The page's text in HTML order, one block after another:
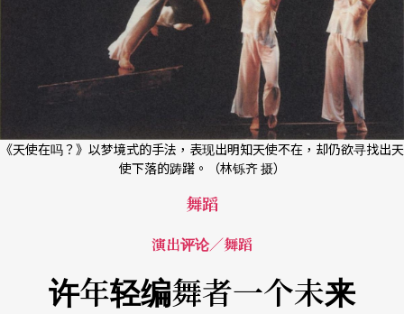
《天使在吗？》以梦境式的手法，表现出明知天使不在，却仍欲寻找出天
使下落的踌躇。（林铄齐 摄）
舞蹈
演出评论／舞蹈
许年轻编舞者一个未来